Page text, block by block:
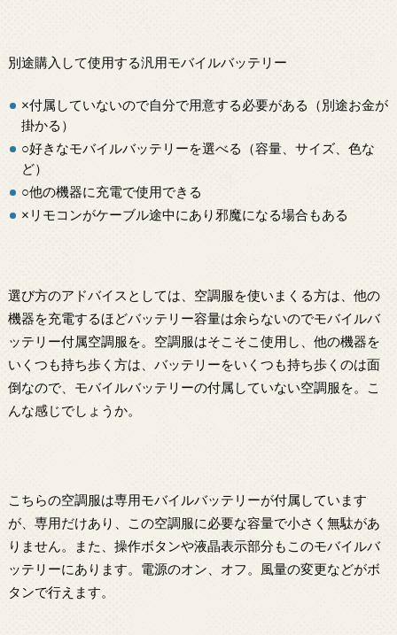
別途購入して使用する汎用モバイルバッテリー
×付属していないので自分で用意する必要がある（別途お金が
掛かる）
○好きなモバイルバッテリーを選べる（容量、サイズ、色な
ど）
○他の機器に充電で使用できる
×リモコンがケーブル途中にあり邪魔になる場合もある
選び方のアドバイスとしては、空調服を使いまくる方は、他の
機器を充電するほどバッテリー容量は余らないのでモバイルバ
ッテリー付属空調服を。空調服はそこそこ使用し、他の機器を
いくつも持ち歩く方は、バッテリーをいくつも持ち歩くのは面
倒なので、モバイルバッテリーの付属していない空調服を。こ
んな感じでしょうか。
こちらの空調服は専用モバイルバッテリーが付属しています
が、専用だけあり、この空調服に必要な容量で小さく無駄があ
りません。また、操作ボタンや液晶表示部分もこのモバイルバ
ッテリーにあります。電源のオン、オフ。風量の変更などがボ
タンで行えます。